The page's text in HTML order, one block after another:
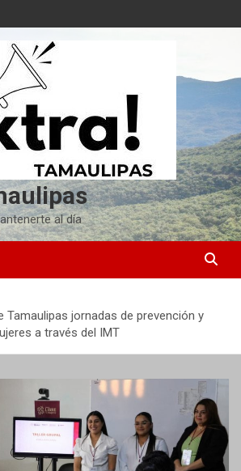
al día
Tamaulipas jornadas de prevención y
a través del IMT